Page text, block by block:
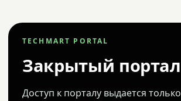
TECHMART PORTAL
Закрытый портал
Доступ к порталу выдается только